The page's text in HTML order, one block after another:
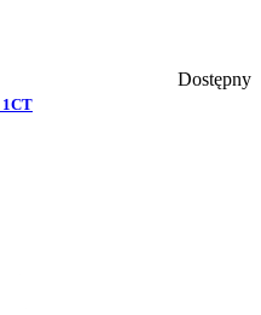
Dostępny